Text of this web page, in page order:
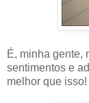
É, minha gente,
sentimentos e
melhor que isso!